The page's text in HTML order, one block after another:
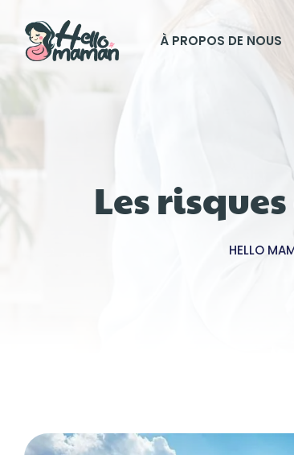
À PROPOS DE NOUS
Les
HELLO